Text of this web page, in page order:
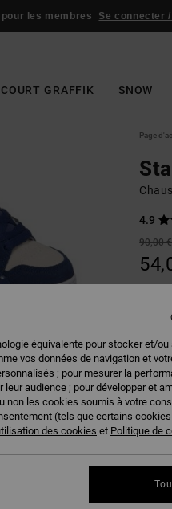
les membres Se connecter
COURT GRAFFIK SNOW
Page
4.9
90,00 €
équivalente pour stocker et/ou
vos données de navigation et
; pour mesurer la
audience ; pour développer et
non les cookies soumis à votre
(tels que certains
des cookies et Politique de